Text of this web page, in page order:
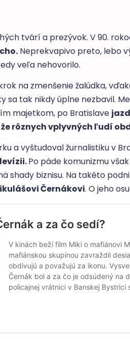
tvárí a prezývok. V 90.
Neprekvapivo preto, lebo
veľa nehovorilo.
na zmenšenie žalúdka,
sa tak nikdy úplne nezbavil.
majetkom, po Bratislave
rôznych vplyvných ľudí
a vyštudoval žurnalistiku v
Po páde komunizmu
shady biznisu. Na takéto
Černákovi. O jeho